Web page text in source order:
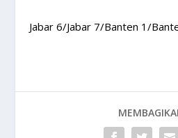
Jabar 6/Jabar 7/Banten 1/